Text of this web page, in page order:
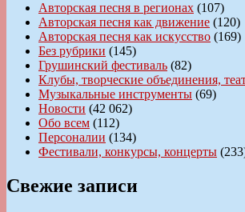
Авторская песня в регионах (107)
Авторская песня как движение (120)
Авторская песня как искусство (169)
Без рубрики (145)
Грушинский фестиваль (82)
Клубы, творческие объединения,
Музыкальные инструменты (69)
Новости (42 062)
Обо всем (112)
Персоналии (134)
Фестивали, конкурсы, концерты
Свежие записи